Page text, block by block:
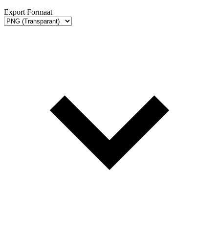
Export Formaat